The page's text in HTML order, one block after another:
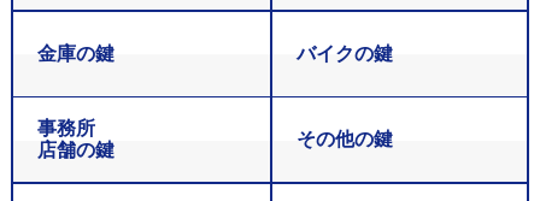
金庫の鍵 バイクの鍵
事務所
店舗の鍵
その他の鍵